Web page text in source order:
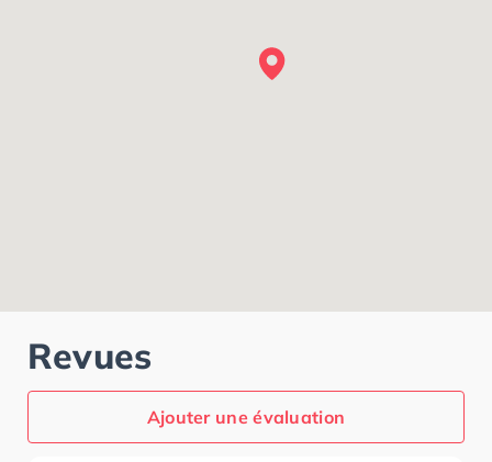
Revues
Ajouter une évaluation